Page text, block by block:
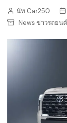
นัท Car250
News ข่าวรถยน